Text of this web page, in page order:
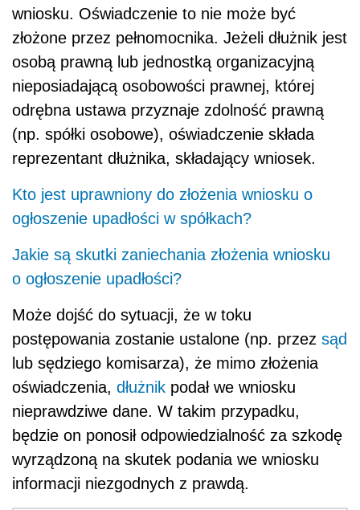
wniosku. Oświadczenie to nie może być
złożone przez pełnomocnika. Jeżeli dłużnik jest
osobą prawną lub jednostką organizacyjną
nieposiadającą osobowości prawnej, której
odrębna ustawa przyznaje zdolność prawną
(np. spółki osobowe), oświadczenie składa
reprezentant dłużnika, składający wniosek.
Kto jest uprawniony do złożenia wniosku o
ogłoszenie upadłości w spółkach?
Jakie są skutki zaniechania złożenia wniosku
o ogłoszenie upadłości?
Może dojść do sytuacji, że w toku
postępowania zostanie ustalone (np. przez sąd
lub sędziego komisarza), że mimo złożenia
oświadczenia, dłużnik podał we wniosku
nieprawdziwe dane. W takim przypadku,
będzie on ponosił odpowiedzialność za szkodę
wyrządzoną na skutek podania we wniosku
informacji niezgodnych z prawdą.